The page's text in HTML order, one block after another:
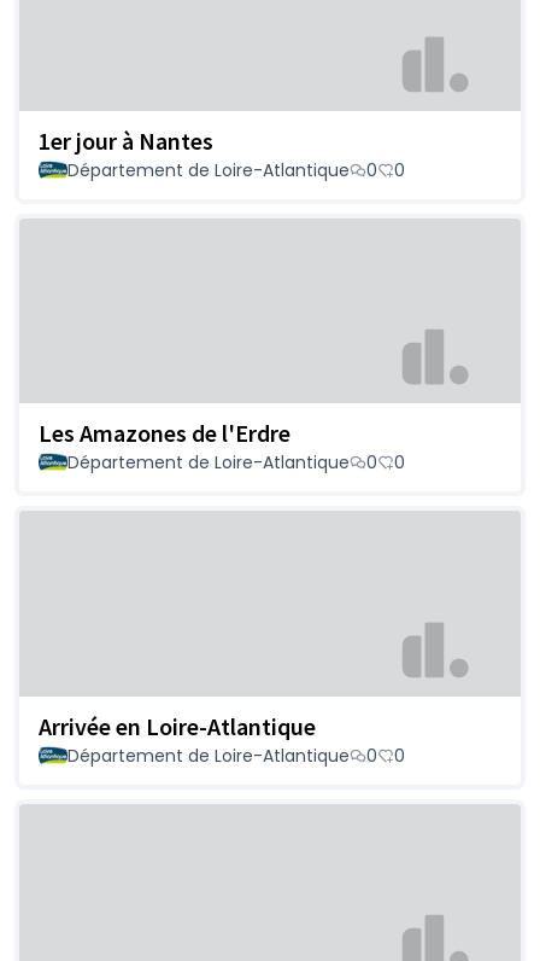
1er jour à Nantes
Département de Loire-Atlantique 0 0
Les Amazones de l'Erdre
Département de Loire-Atlantique 0 0
Arrivée en Loire-Atlantique
Département de Loire-Atlantique 0 0